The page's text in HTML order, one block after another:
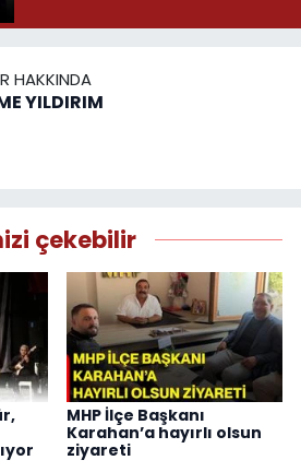
HAKKINDA
YILDIRIM
çekebilir
MHP İlçe Başkanı
Karahan’a hayırlı olsun
ziyareti